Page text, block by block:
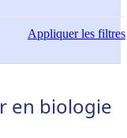
Appliquerles filtres
en biologie